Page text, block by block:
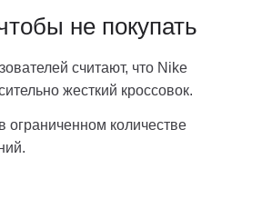
не покупать
считают, что Nike
жесткий кроссовок.
количестве